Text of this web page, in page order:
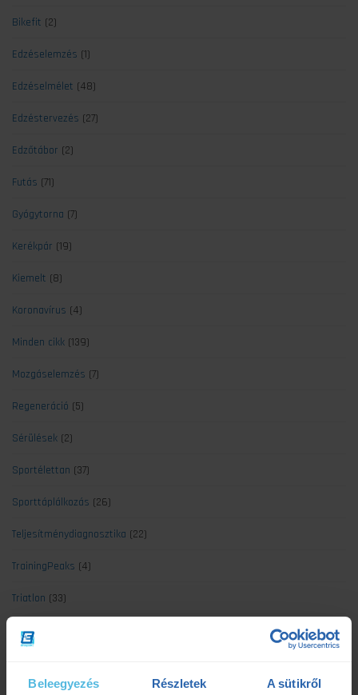
Beleegyezés Részletek A sütikről
Bikefit (2)
Edzéselemzés (1)
Edzéselmélet (48)
Edzéstervezés (27)
Edzőtábor (2)
Futás (71)
Gyógytorna (7)
Kerékpár (19)
Kiemelt (8)
Koronavírus (4)
Minden cikk (139)
Mozgáselemzés (7)
Regeneráció (5)
Sérülések (2)
Sportélettan (37)
Sporttáplálkozás (26)
Teljesítménydiagnosztika (22)
TrainingPeaks (4)
Triatlon (33)
Ultrafutás